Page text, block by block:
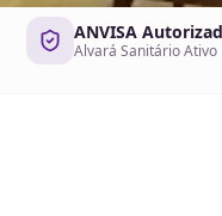
ANVISA
Alvará Sanitário Ativo